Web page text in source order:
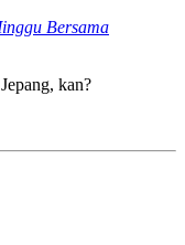
Bersama
kan?